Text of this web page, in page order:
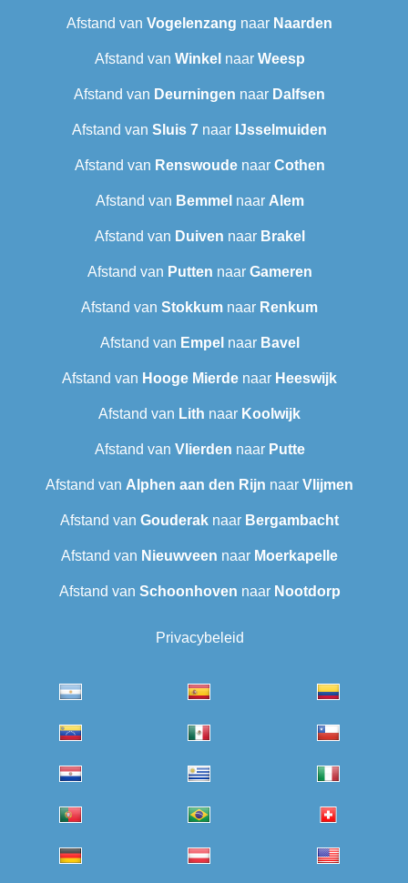
Afstand van Vogelenzang naar Naarden
Afstand van Winkel naar Weesp
Afstand van Deurningen naar Dalfsen
Afstand van Sluis 7 naar IJsselmuiden
Afstand van Renswoudenaar Cothen
Afstand van Bemmel naar Alem
Afstand van Duiven naar Brakel
Afstand van Putten naar Gameren
Afstand van Stokkum naar Renkum
Afstand van Empel naar Bavel
Afstand van Hooge Mierde naar Heeswijk
Afstand van Lith naar Koolwijk
Afstand van Vlierden naar Putte
Afstand van Alphen aan den Rijn naar Vlijmen
Afstand van Gouderak naar Bergambacht
Afstand van Nieuwveen naar Moerkapelle
Afstand van Schoonhoven naar Nootdorp
Privacybeleid